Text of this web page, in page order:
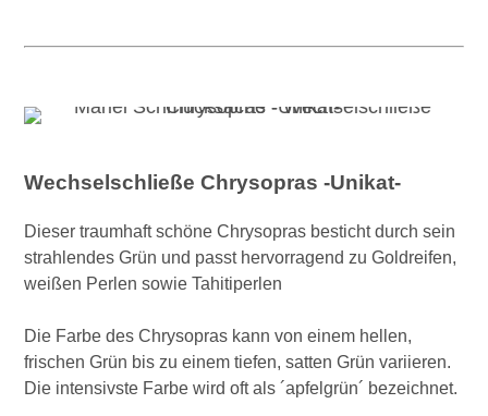
Wechselschließe Chrysopras -Unikat-
Dieser traumhaft schöne Chrysopras besticht durch sein
strahlendes Grün und passt hervorragend zu Goldreifen,
weißen Perlen sowie Tahitiperlen
Die Farbe des Chrysopras kann von einem hellen,
frischen Grün bis zu einem tiefen, satten Grün variieren.
Die intensivste Farbe wird oft als ´apfelgrün´ bezeichnet.